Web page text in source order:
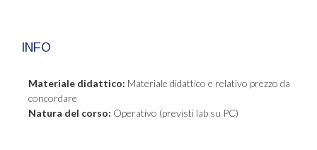
INFO
Materiale didattico: Materiale didattico e relativo prezzo da
concordare
Natura del corso: Operativo (previsti lab su PC)